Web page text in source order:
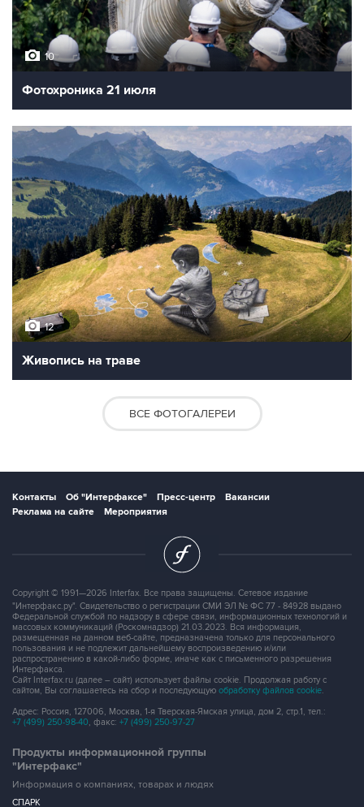
10
Фотохроника 21 июля
12
Живопись на траве
ВСЕ ФОТОГАЛЕРЕИ
Контакты Об "Интерфаксе" Пресс-центр
Вакансии
Реклама на сайте
Мероприятия
Copyright © 1991—2026 Interfax. Все права защищены. Сетевое издание
"Интерфакс.ру". Свидетельство о регистрации СМИ ЭЛ № ФС 77 - 84928 выдано
Федеральной службой по надзору в сфере связи, информационных технологий и
массовых коммуникаций (Роскомнадзор) 21.03.2023. Вся информация,
размещенная на данном веб-сайте, предназначена только для персонального
пользования и не подлежит дальнейшему воспроизведению и/или
распространению в какой-либо форме, иначе как с письменного разрешения
Интерфакса.
Сайт Interfax.ru (далее – сайт) использует файлы cookie. Продолжая работу с
сайтом, Вы соглашаетесь на сбор и последующую обработку файлов cookie.
Адрес: Россия, 127006, Москва, 1-я Тверская-Ямская улица, дом 2, стр.1, тел.:
+7 (499) 250-98-40, факс: +7 (499) 250-97-27
Продукты информационной группы
"Интерфакс"
Информация о компаниях, товарах и людях
СПАРК